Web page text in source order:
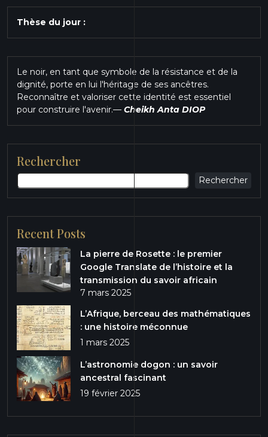
Thèse du jour :
Le noir, en tant que symbole de la résistance et de la
dignité, porte en lui l'héritage de ses ancêtres.
Reconnaître et valoriser cette identité est essentiel
pour construire l'avenir.— Cheikh Anta DIOP
Rechercher
Rechercher
Recent Posts
La pierre de Rosette : le premier
Google Translate de l’histoire et la
transmission du savoir africain
7 mars 2025
L’Afrique, berceau des mathématiques
: une histoire méconnue
1 mars 2025
L’astronomie dogon : un savoir
ancestral fascinant
19 février 2025